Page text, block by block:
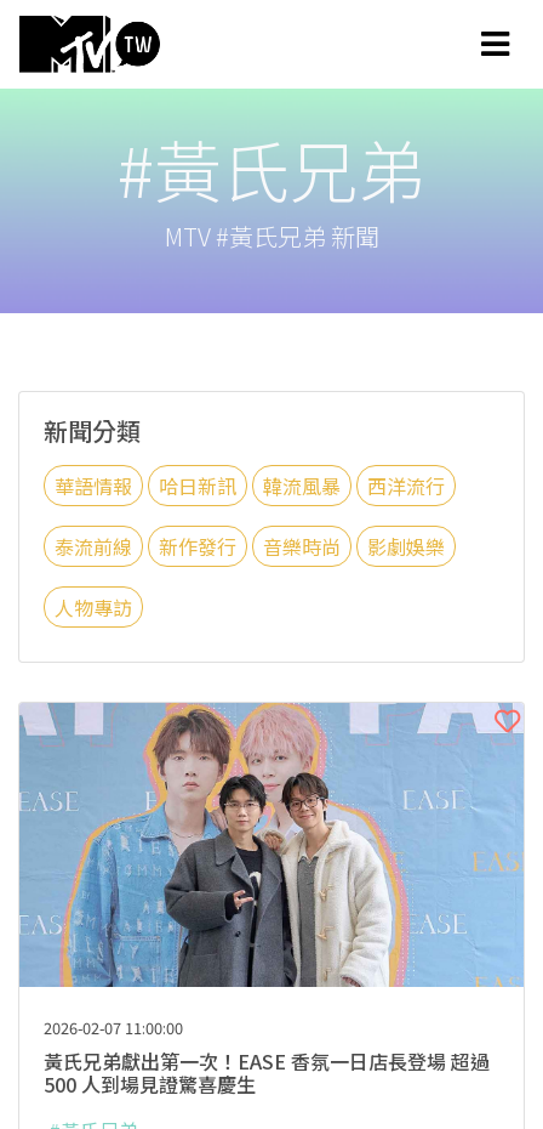
#黃氏兄弟
MTV #黃氏兄弟 新聞
新聞分類
華語情報 哈日新訊 韓流風暴 西洋流行
泰流前線 新作發行 音樂時尚 影劇娛樂
人物專訪
2026-02-07 11:00:00
黃氏兄弟獻出第一次！EASE 香氛一日店長登場 超過
500 人到場見證驚喜慶生